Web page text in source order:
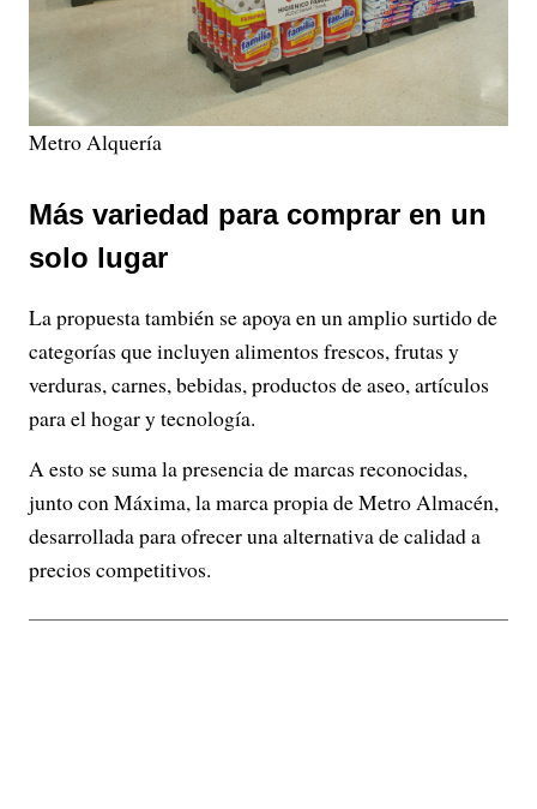
Metro Alquería
Más variedad para comprar en un
solo lugar
La propuesta también se apoya en un amplio surtido de
categorías que incluyen alimentos frescos, frutas y
verduras, carnes, bebidas, productos de aseo, artículos
para el hogar y tecnología.
A esto se suma la presencia de marcas reconocidas,
junto con Máxima, la marca propia de Metro Almacén,
desarrollada para ofrecer una alternativa de calidad a
precios competitivos.